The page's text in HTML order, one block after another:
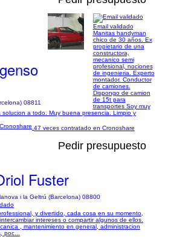
08811
Email validado
Manitas handyman
chico de 30 años. Ex
propietario de una
constructora,
mecanico semi
profesional, nociones
de ingenieria. Experto
montador. Conductor
de camiones.
Dispongo de camion
de 15t para
transportes Soy muy
a todo. Muy buena presencia. Limpio y
47 veces contratado en Cronoshare
Pedir presupuesto
Fuster
i la Geltrú (Barcelona) 08800
y divertido, cada cosa en su momento,
intereses o compartir algunos de ellos.
, mantenimiento en general, administracion
poc...